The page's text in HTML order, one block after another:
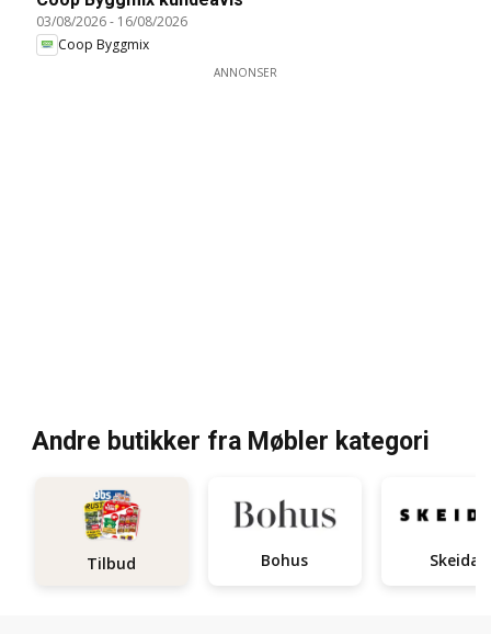
03/08/2026- 16/08/2026
Coop Byggmix
ANNONSER
Andre butikker fra Møbler kategori
Tilbud Bohus Skeidar